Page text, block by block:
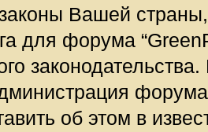
Вашей страны,
для форума
об этом в